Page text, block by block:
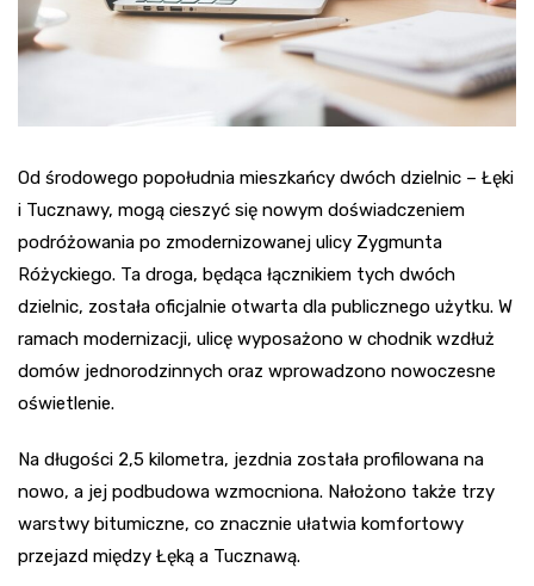
Od środowego popołudnia mieszkańcy dwóch dzielnic – Łęki
i Tucznawy, mogą cieszyć się nowym doświadczeniem
podróżowania po zmodernizowanej ulicy Zygmunta
Różyckiego. Ta droga, będąca łącznikiem tych dwóch
dzielnic, została oficjalnie otwarta dla publicznego użytku. W
ramach modernizacji, ulicę wyposażono w chodnik wzdłuż
domów jednorodzinnych oraz wprowadzono nowoczesne
oświetlenie.
Na długości 2,5 kilometra, jezdnia została profilowana na
nowo, a jej podbudowa wzmocniona. Nałożono także trzy
warstwy bitumiczne, co znacznie ułatwia komfortowy
przejazd między Łęką a Tucznawą.